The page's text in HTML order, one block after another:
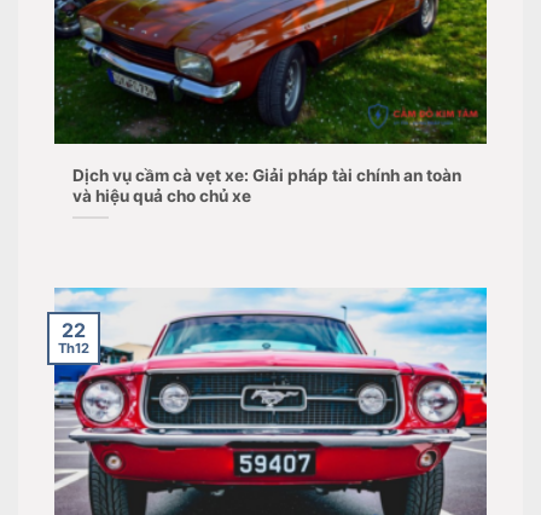
Dịch vụ cầm cà vẹt xe: Giải pháp tài chính an toàn
và hiệu quả cho chủ xe
22
Th12